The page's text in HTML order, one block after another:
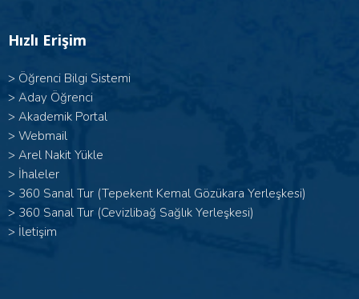
Hızlı Erişim
> Öğrenci Bilgi Sistemi
> Aday Öğrenci
> Akademik Portal
> Webmail
> Arel Nakit Yükle
> İhaleler
> 360 Sanal Tur (Tepekent Kemal Gözükara Yerleşkesi)
> 360 Sanal Tur (Cevizlibağ Sağlık Yerleşkesi)
> İletişim